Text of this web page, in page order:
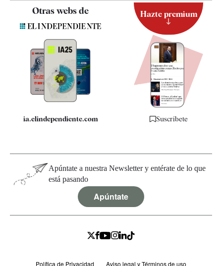
Contacto
Quiénes somos
Especificaciones
Otras webs de
ia.elindependiente.com
Hazte premium
Suscríbete
Apúntate a nuestra Newsletter y entérate de lo que
está pasando
Apúntate
Política de Privacidad Aviso legal y Términos de uso